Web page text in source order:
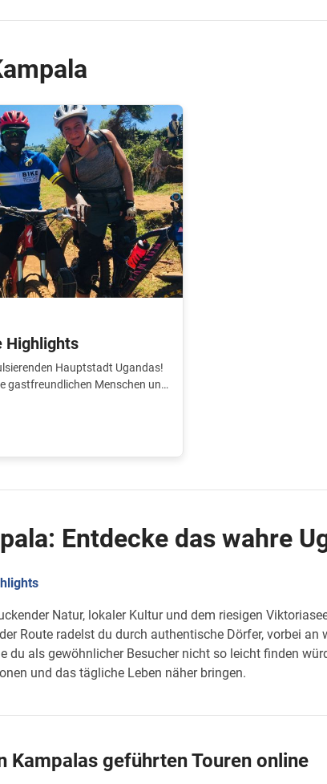
Highlights
Hauptstadt Ugandas!
gastfreundlichen Menschen und
Entdecke das wahre
Natur, lokaler Kultur und dem riesigen
Route radelst du durch authentische Dörfer, vorbei
du als gewöhnlicher Besucher nicht so leicht finden
und das tägliche Leben näher bringen.
Kampalas geführten Touren online